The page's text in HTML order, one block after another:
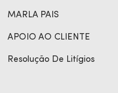
MARLA PAIS
APOIO AO CLIENTE
Resolução De Litígios